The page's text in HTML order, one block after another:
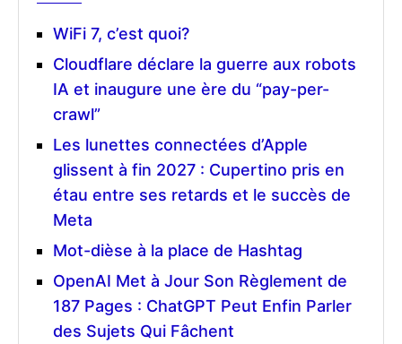
WiFi 7, c’est quoi?
Cloudflare déclare la guerre aux robots
IA et inaugure une ère du “pay-per-
crawl”
Les lunettes connectées d’Apple
glissent à fin 2027 : Cupertino pris en
étau entre ses retards et le succès de
Meta
Mot-dièse à la place de Hashtag
OpenAI Met à Jour Son Règlement de
187 Pages : ChatGPT Peut Enfin Parler
des Sujets Qui Fâchent